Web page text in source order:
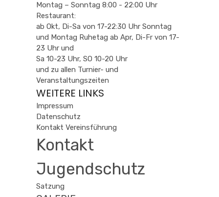
Montag – Sonntag 8:00 - 22:00 Uhr
Restaurant:
ab Okt, Di-Sa von 17-22:30 Uhr Sonntag
und Montag Ruhetag ab Apr, Di-Fr von 17-
23 Uhr und
Sa 10-23 Uhr, SO 10-20 Uhr
und zu allen Turnier- und
Veranstaltungszeiten
WEITERE LINKS
Impressum
Datenschutz
Kontakt Vereinsführung
Kontakt
Jugendschutz
Satzung